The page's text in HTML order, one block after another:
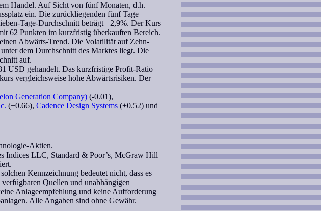
Handel. Auf Sicht von fünf Monaten, d.h.
ein. Die zurückliegenden fünf Tage
Tage-Durchschnitt beträgt +2,9%. Der Kurs
62 Punkten im kurzfristig überkauften Bereich.
Abwärts-Trend. Die Volatilität auf Zehn-
dem Durchschnitt des Marktes liegt. Die
auf.
USD gehandelt. Das kurzfristige Profit-Ratio
vergleichsweise hohe Abwärtsrisiken. Der
Generation Company) (-0.01),
(+0.66), Cadence Design Systems (+0.52) und
Aktien.
Indices LLC, Standard & Poor’s, McGraw Hill
Kennzeichnung bedeutet nicht, dass es
Quellen und unabhängigen
Anlageempfehlung und keine Aufforderung
Alle Angaben sind ohne Gewähr.